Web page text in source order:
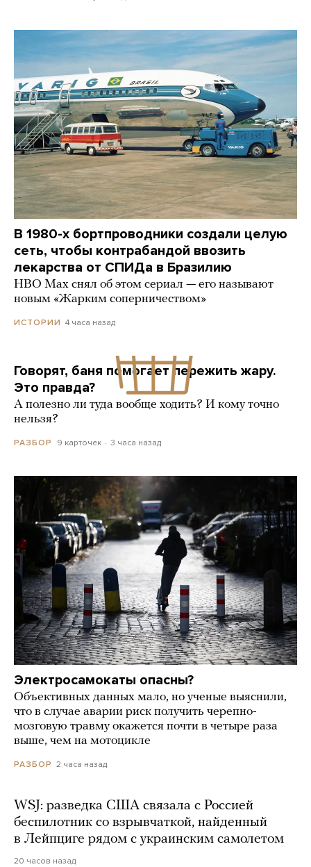
В 1980-х бортпроводники создали целую
сеть, чтобы контрабандой ввозить
лекарства от СПИДа в Бразилию
HBO Max снял об этом сериал — его называют
новым «Жарким соперничеством»
ИСТОРИИ 4 часа назад
Говорят, баня помогает пережить жару.
Это правда?
А полезно ли туда вообще ходить? И кому точно
нельзя?
РАЗБОР 9 карточек 3 часа назад
Электросамокаты опасны?
Объективных данных мало, но ученые выяснили,
что в случае аварии риск получить черепно-
мозговую травму окажется почти в четыре раза
выше, чем на мотоцикле
РАЗБОР 2 часа назад
WSJ: разведка США связала с Россией
беспилотник со взрывчаткой, найденный
в Лейпциге рядом с украинским самолетом
20 часов назад